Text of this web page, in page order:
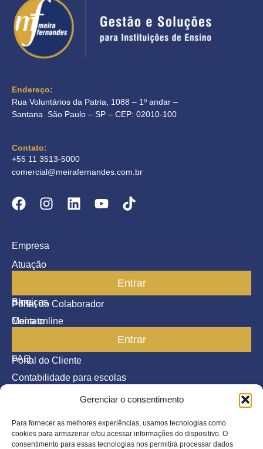
Gerenciar o consentimento
Para fornecer as melhores experiências, usamos tecnologias como
cookies para armazenar e/ou acessar informações do dispositivo. O
consentimento para essas tecnologias nos permitirá processar dados
Endereço:
Rua Voluntários da Patria, 1088 – 1º andar –
Santana São Paulo – SP – CEP: 02010-100
Contato:
+55 11 3513-5000
comercial@meirafernandes.com.br
Empresa
Atuação
Blog
Contato
Portal do Colaborador
Entrar
Serviços
Meira online
FAQ
Contabilidade para escolas
Portal do Cliente
Entrar
©2026 Todos os direitos reservados.
Política de Privacidade